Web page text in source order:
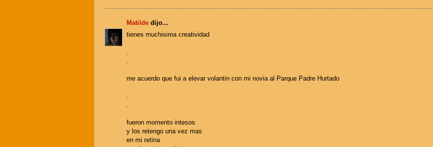
Matilde dijo...
tienes muchisima creatividad
.
.
me acuerdo que fui a elevar volantin con mi novia al Parque Padre Hurtado
.
.
fueron momento intesos
y los retengo una vez mas
en mi retina